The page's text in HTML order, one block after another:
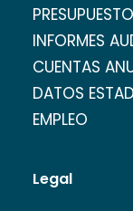
INFORMES
CUENTAS
DATOS
EMPLEO
Legal